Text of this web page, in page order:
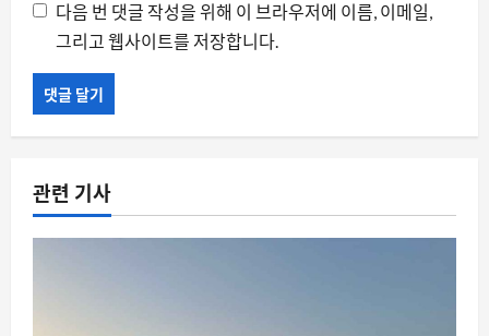
다음 번 댓글 작성을 위해 이 브라우저에 이름, 이메일,
그리고 웹사이트를 저장합니다.
관련 기사